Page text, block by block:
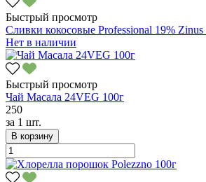
Быстрый просмотр
Сливки кокосовые Professional 19% Zinus
Нет в наличии
Быстрый просмотр
Чай Масала 24VEG 100г
250
за 1 шт.
В корзину